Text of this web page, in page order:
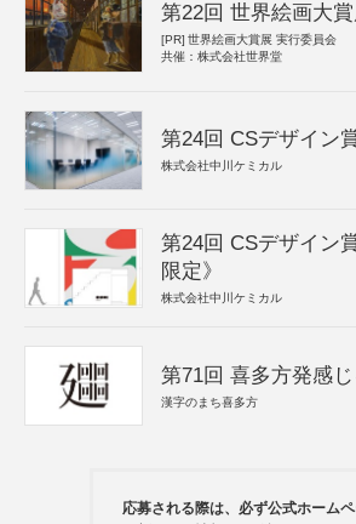
第22回 世界絵画大
[PR] 世界絵画大賞展 実行委員会
共催：株式会社世界堂
第24回 CSデザイン
株式会社中川ケミカル
第24回 CSデザイン
限定》
株式会社中川ケミカル
第71回 喜多方発感
漢字のまち喜多方
応募される際は、必ず公式ホーム